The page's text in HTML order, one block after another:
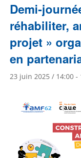
Demi-
réhabiliter,
projet »
en
23 juin 2025 / 14:00 -